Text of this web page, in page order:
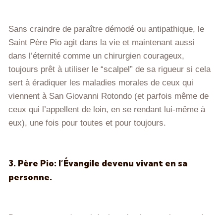
Sans craindre de paraître démodé ou antipathique, le
Saint Père Pio agit dans la vie et maintenant aussi
dans l’éternité comme un chirurgien courageux,
toujours prêt à utiliser le “scalpel” de sa rigueur si cela
sert à éradiquer les maladies morales de ceux qui
viennent à San Giovanni Rotondo (et parfois même de
ceux qui l’appellent de loin, en se rendant lui-même à
eux), une fois pour toutes et pour toujours.
3. Père Pio: l’Évangile devenu vivant en sa
personne.